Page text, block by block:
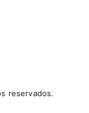
reservados.